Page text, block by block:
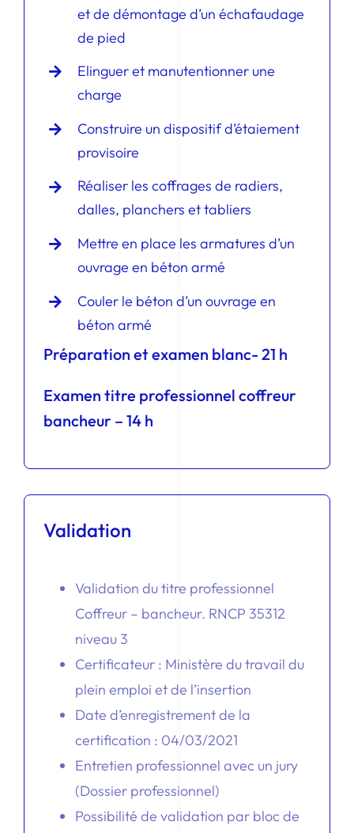
et de démontage d’un échafaudage
de pied
Elinguer et manutentionner une
charge
Construire un dispositif d’étaiement
provisoire
Réaliser les coffrages de radiers,
dalles, planchers et tabliers
Mettre en place les armatures d’un
ouvrage en béton armé
Couler le béton d’un ouvrage en
béton armé
Préparation et examen blanc- 21 h
Examen titre professionnel coffreur
bancheur – 14 h
Validation
Validation du titre professionnel
Coffreur – bancheur. RNCP 35312
niveau 3
Certificateur : Ministère du travail du
plein emploi et de l’insertion
Date d’enregistrement de la
certification : 04/03/2021
Entretien professionnel avec un jury
(Dossier professionnel)
Possibilité de validation par bloc de